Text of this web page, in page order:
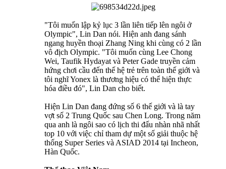
"Tôi muốn lập kỷ lục 3 lần liên tiếp lên ngôi ở
Olympic", Lin Dan nói. Hiện anh đang sánh
ngang huyền thoại Zhang Ning khi cùng có 2 lần
vô địch Olympic. "Tôi muốn cùng Lee Chong
Wei, Taufik Hydayat và Peter Gade truyền cảm
hứng chơi cầu đến thế hệ trẻ trên toàn thế giới và
tôi nghĩ Yonex là thương hiệu có thể hiện thực
hóa điều đó", Lin Dan cho biết.
Hiện Lin Dan đang đứng số 6 thế giới và là tay
vợt số 2 Trung Quốc sau Chen Long. Trong năm
qua anh là ngôi sao có lịch thi đấu nhàn nhã nhất
top 10 với việc chỉ tham dự một số giải thuộc hệ
thống Super Series và ASIAD 2014 tại Incheon,
Hàn Quốc.